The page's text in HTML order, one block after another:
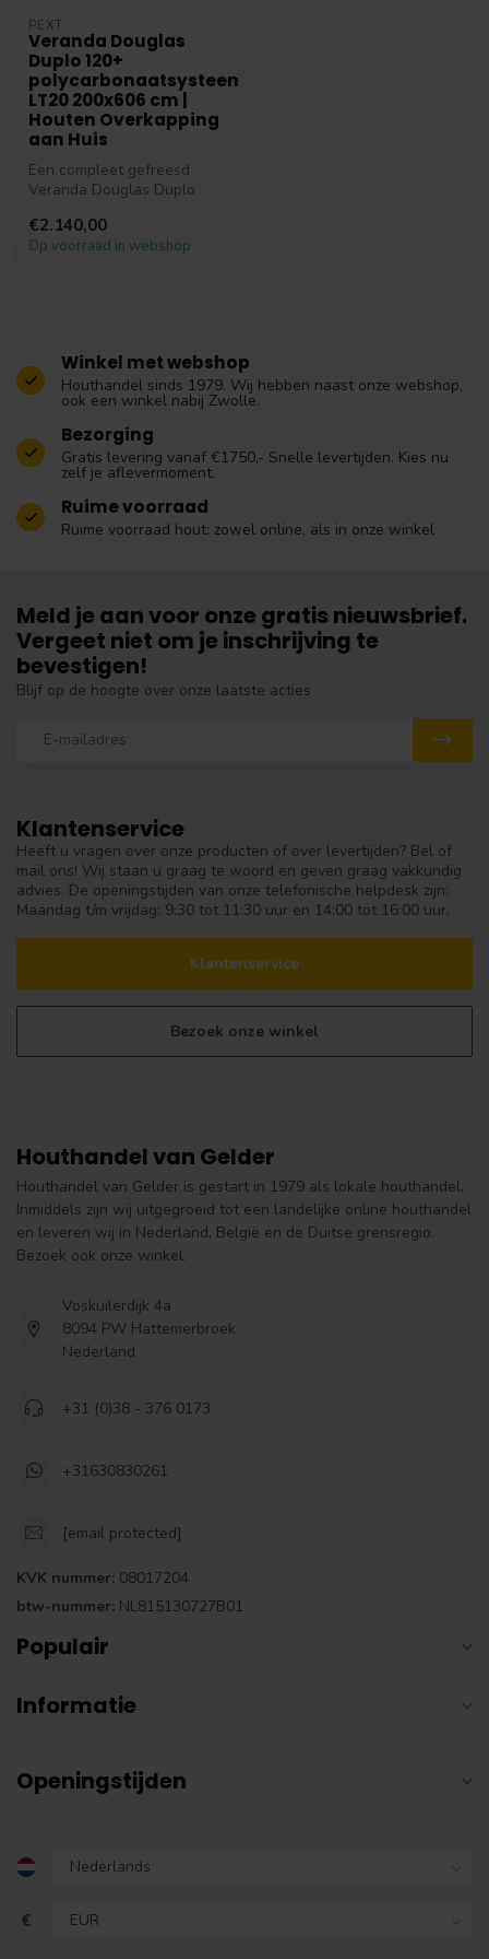
PEXT
Veranda Douglas
Duplo 120+
polycarbonaatsysteem
LT20 200x606 cm |
Houten Overkapping
aan Huis
Een compleet gefreesd
Veranda Douglas Duplo
LT20 200x6...
€2.140,00
Op voorraad in webshop
Winkel met webshop
Houthandel sinds 1979. Wij hebben naast onze webshop,
ook een winkel nabij Zwolle.
Bezorging
Gratis levering vanaf €1750,- Snelle levertijden. Kies nu
zelf je aflevermoment.
Ruime voorraad
Ruime voorraad hout: zowel online, als in onze winkel
Klantenservice
Heeft u vragen over onze producten of over levertijden? Bel of
mail ons! Wij staan u graag te woord en geven graag vakkundig
advies. De openingstijden van onze telefonische helpdesk zijn:
Maandag t/m vrijdag: 9:30 tot 11:30 uur en 14:00 tot 16:00 uur.
Klantenservice
Bezoek onze winkel
Meld je aan voor onze gratis nieuwsbrief.
Vergeet niet om je inschrijving te
bevestigen!
Blijf op de hoogte over onze laatste acties
Houthandel van Gelder
Houthandel van Gelder is gestart in 1979 als lokale houthandel.
Inmiddels zijn wij uitgegroeid tot een landelijke online houthandel
en leveren wij in Nederland, België en de Duitse grensregio.
Bezoek ook onze winkel.
Voskuilerdijk 4a
8094 PW Hattemerbroek
Nederland
+31 (0)38 - 376 0173
+31630830261
[email protected]
KVK nummer: 08017204
btw-nummer: NL815130727B01
Populair
Informatie
Openingstijden
€